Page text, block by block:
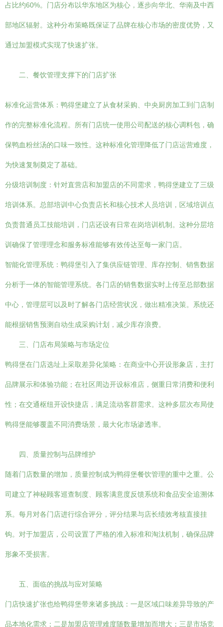
占比约60%。门店分布以华东地区为核心，逐步向华北、华南及中西
部地区辐射。这种分布策略既保证了品牌在核心市场的密度优势，又
通过加盟模式实现了快速扩张。
二、餐饮管理支撑下的门店扩张
标准化运营体系：鸭得堡建立了从食材采购、中央厨房加工到门店制
作的完整标准化流程。所有门店统一使用公司配送的核心调料包，确
保鸭血粉丝汤的口味一致性。这种标准化管理降低了门店运营难度，
为快速复制奠定了基础。
分级培训制度：针对直营店和加盟店的不同需求，鸭得堡建立了三级
培训体系。总部培训中心负责店长和核心技术人员培训，区域培训点
负责普通员工技能培训，门店还设有日常在岗培训机制。这种分层培
训确保了管理理念和服务标准能够有效传达至每一家门店。
智能化管理系统：鸭得堡引入了集供应链管理、库存控制、销售数据
分析于一体的智能管理系统。各门店的销售数据实时上传至总部数据
中心，管理层可以及时了解各门店经营状况，做出精准决策。系统还
能根据销售预测自动生成采购计划，减少库存浪费。
三、门店布局策略与市场定位
鸭得堡在门店选址上采取差异化策略：在商业中心开设形象店，主打
品牌展示和体验功能；在社区周边开设标准店，侧重日常消费和便利
性；在交通枢纽开设快捷店，满足流动客群需求。这种多层次布局使
鸭得堡能够覆盖不同消费场景，最大化市场渗透率。
四、质量控制与品牌维护
随着门店数量的增加，质量控制成为鸭得堡餐饮管理的重中之重。公
司建立了神秘顾客巡查制度、顾客满意度反馈系统和食品安全追溯体
系。每月对各门店进行综合评分，评分结果与店长绩效考核直接挂
钩。对于加盟店，公司设置了严格的准入标准和淘汰机制，确保品牌
形象不受损害。
五、面临的挑战与应对策略
门店快速扩张也给鸭得堡带来诸多挑战：一是区域口味差异导致的产
品本地化需求；二是加盟店管理难度随数量增加而增大；三是市场竞